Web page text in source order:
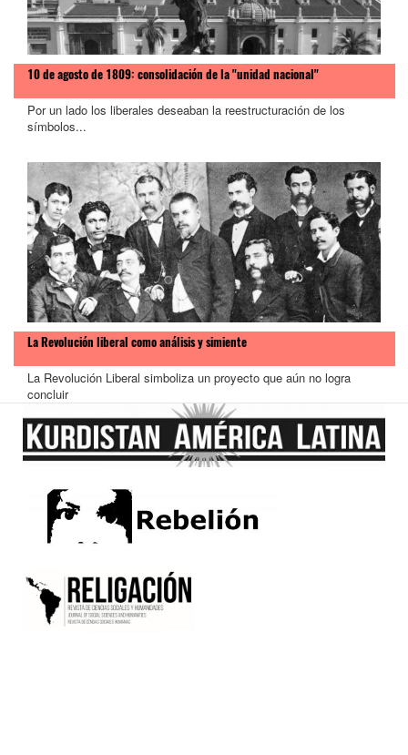
10 de agosto de 1809: consolidación de la "unidad nacional"
Por un lado los liberales deseaban la reestructuración de los
símbolos...
La Revolución liberal como análisis y simiente
La Revolución Liberal simboliza un proyecto que aún no logra
concluir